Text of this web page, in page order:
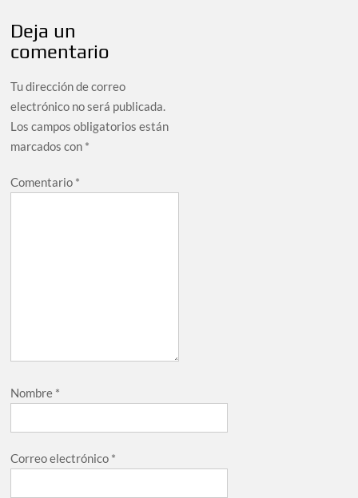
Deja un
comentario
Tu dirección de correo
electrónico no será publicada.
Los campos obligatorios están
marcados con *
Comentario *
Nombre *
Correo electrónico *